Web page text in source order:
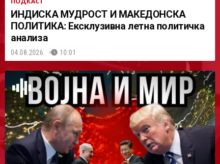
ИНДИСКА МУДРОСТ И МАКЕДОНСКА
ПОЛИТИКА: Ексклузивна летна политичка
анализа
04.08.2026. 10:01